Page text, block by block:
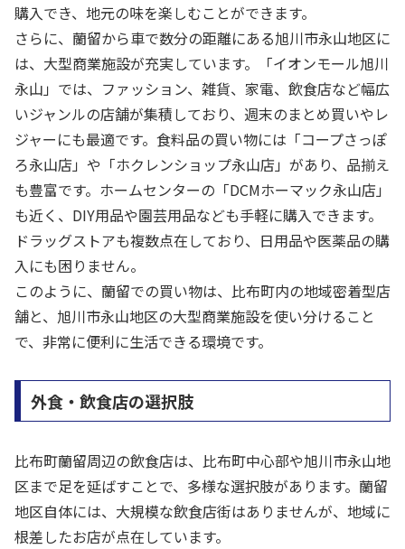
購入でき、地元の味を楽しむことができます。
さらに、蘭留から車で数分の距離にある旭川市永山地区に
は、大型商業施設が充実しています。「イオンモール旭川
永山」では、ファッション、雑貨、家電、飲食店など幅広
いジャンルの店舗が集積しており、週末のまとめ買いやレ
ジャーにも最適です。食料品の買い物には「コープさっぽ
ろ永山店」や「ホクレンショップ永山店」があり、品揃え
も豊富です。ホームセンターの「DCMホーマック永山店」
も近く、DIY用品や園芸用品なども手軽に購入できます。
ドラッグストアも複数点在しており、日用品や医薬品の購
入にも困りません。
このように、蘭留での買い物は、比布町内の地域密着型店
舗と、旭川市永山地区の大型商業施設を使い分けること
で、非常に便利に生活できる環境です。
外食・飲食店の選択肢
比布町蘭留周辺の飲食店は、比布町中心部や旭川市永山地
区まで足を延ばすことで、多様な選択肢があります。蘭留
地区自体には、大規模な飲食店街はありませんが、地域に
根差したお店が点在しています。